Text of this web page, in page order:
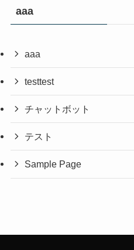
aaa
aaa
testtest
チャットボット
テスト
Sample Page